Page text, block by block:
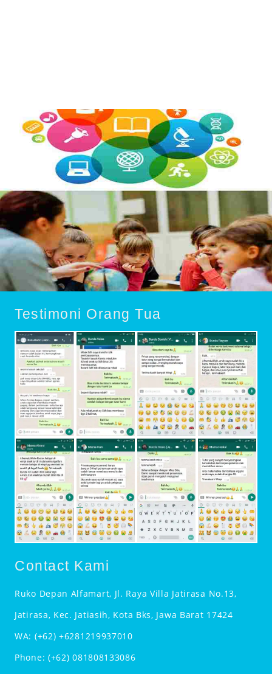
Testimoni Orang Tua
Contact Kami
Ruko Depan Alfamart, Jl. Raya Villa Jatirasa No.13,
Jatirasa, Kec. Jatiasih, Kota Bks, Jawa Barat 17424
WA: (+62) +6281219937010
Phone: (+62) 081808133086